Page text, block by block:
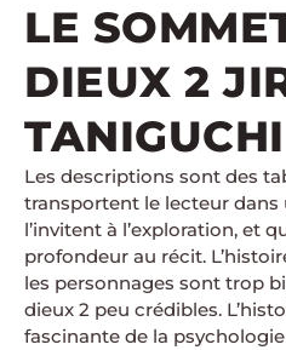
LE
DIEUX 2
TANIGUCHI
Les descriptions sont des
transportent le lecteur
l’invitent à l’exploration, et
profondeur au récit.
les personnages sont trop
dieux 2 peu crédibles.
fascinante de la